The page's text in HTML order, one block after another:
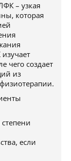
– узкая
которая
чего создает
из
если